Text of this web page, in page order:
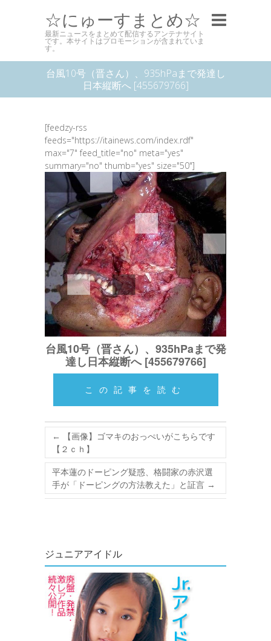
☆にゅーすまとめ☆
最新ニュースをまとめて配信するアンテナサイト
です。本サイトはプロモーションが含まれていま
す。
台風10号（晋さん）、935hPaまで発達し
日本縦断へ [455679766]
[feedzy-rss
feeds="https://itainews.com/index.rdf"
max="7" feed_title="no" meta="yes"
summary="no" thumb="yes" size="50"]
台風10号（晋さん）、935hPaまで発
達し日本縦断へ [455679766]
この記事を読む
←
【画像】ゴマキのおっぺいがこちらです
【２ｃｈ】
平本蓮のドーピング疑惑、格闘家の赤沢選
手が「ドーピングの方法教えた」と証言 →
ジュニアアイドル